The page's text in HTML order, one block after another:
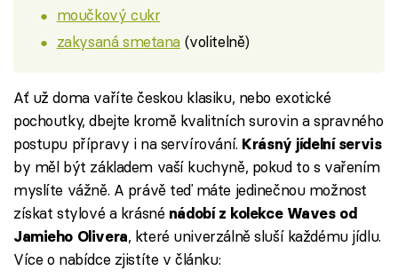
moučkový cukr
zakysaná smetana (volitelně)
Ať už doma vaříte českou klasiku, nebo exotické
pochoutky, dbejte kromě kvalitních surovin a spravného
postupu přípravy i na servírování. Krásný jídelní servis
by měl být základem vaší kuchyně, pokud to s vařením
myslíte vážně. A právě teď máte jedinečnou možnost
získat stylové a krásné nádobí z kolekce Waves od
Jamieho Olivera, které univerzálně sluší každému jídlu.
Více o nabídce zjistíte v článku: